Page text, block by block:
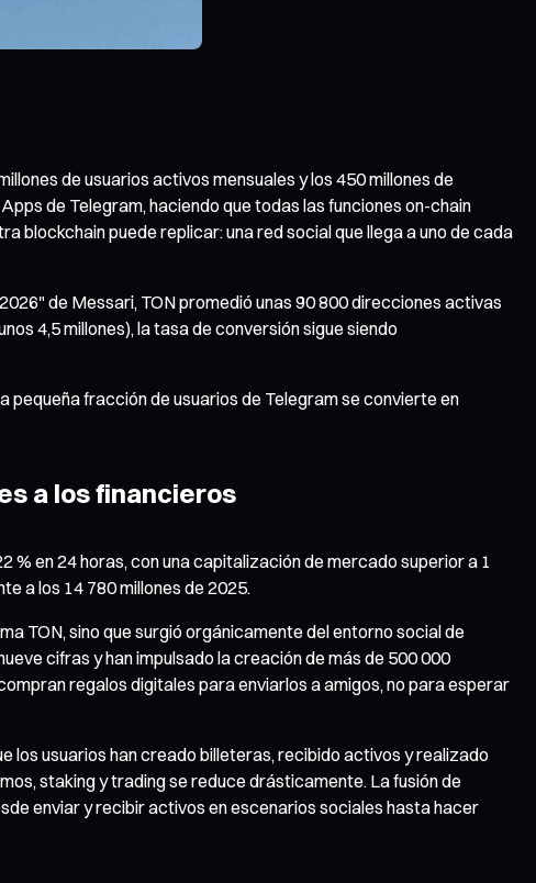
de usuarios activos mensuales y los 450 millones de
de Telegram, haciendo que todas las funciones on-chain
blockchain puede replicar: una red social que llega a uno de cada
de Messari, TON promedió unas 90 800 direcciones activas
4,5 millones), la tasa de conversión sigue siendo
fracción de usuarios de Telegram se convierte en
a los financieros
% en 24 horas, con una capitalización de mercado superior a 1
a los 14 780 millones de 2025.
TON, sino que surgió orgánicamente del entorno social de
cifras y han impulsado la creación de más de 500 000
regalos digitales para enviarlos a amigos, no para esperar
los usuarios han creado billeteras, recibido activos y realizado
staking y trading se reduce drásticamente. La fusión de
enviar y recibir activos en escenarios sociales hasta hacer